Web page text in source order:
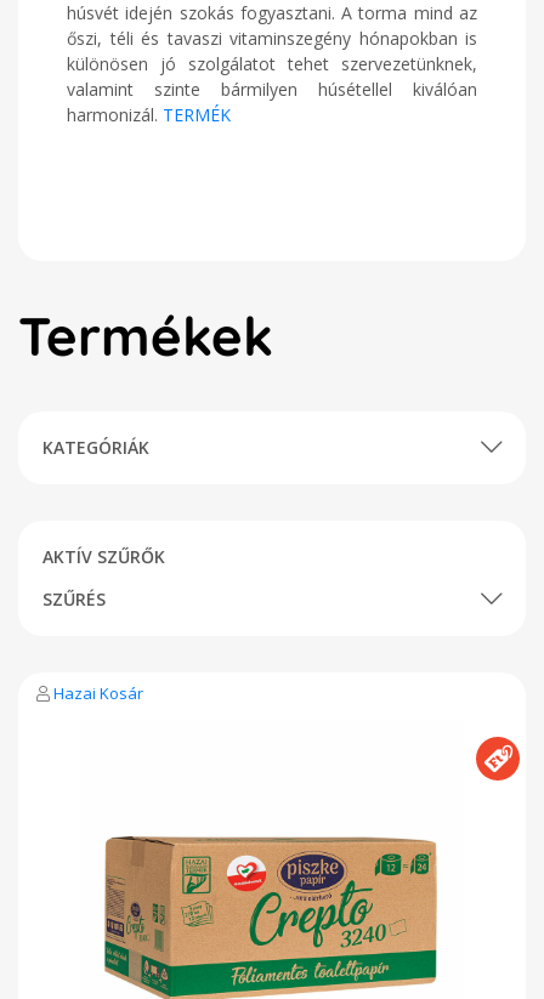
húsvét idején szokás fogyasztani. A torma mind az
őszi, téli és tavaszi vitaminszegény hónapokban is
különösen jó szolgálatot tehet szervezetünknek,
valamint szinte bármilyen húsétellel kiválóan
harmonizál. TERMÉK
Termékek
KATEGÓRIÁK
AKTÍV SZŰRŐK
SZŰRÉS
Hazai Kosár